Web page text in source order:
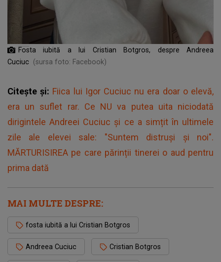
Fosta iubită a lui Cristian Botgros, despre Andreea
Cuciuc
(sursa foto: Facebook)
Citește și: Fiica lui Igor Cuciuc nu era doar o elevă,
era un suflet rar. Ce NU va putea uita niciodată
dirigintele Andreei Cuciuc și ce a simțit în ultimele
zile ale elevei sale: "Suntem distruși și noi".
MĂRTURISIREA pe care părinții tinerei o aud pentru
prima dată
MAI MULTE DESPRE:
fosta iubită a lui Cristian Botgros
Andreea Cuciuc Cristian Botgros